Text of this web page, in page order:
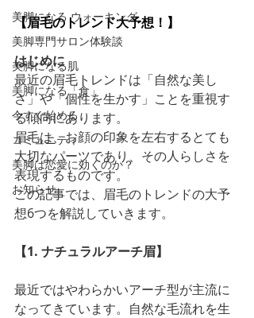
美脚になる ウォーキング
美脚専門サロン体験談
美脚になる肌
美脚になる「食」
今すぐ始める
コミュニティ
美脚は恋愛に効くのか？
お知らせ
【眉毛のトレンド大予想！】
はじめに
最近の眉毛トレンドは「自然な美し
さ」や「個性を生かす」ことを重視す
る傾向にあります。
眉毛は、お顔の印象を左右するとても
大切なパーツであり、その人らしさを
表現するものです。
この記事では、眉毛のトレンドの大予
想6つを解説していきます。
【1. ナチュラルアーチ眉】
最近ではやわらかいアーチ型が主流に
なってきています。自然な毛流れを生